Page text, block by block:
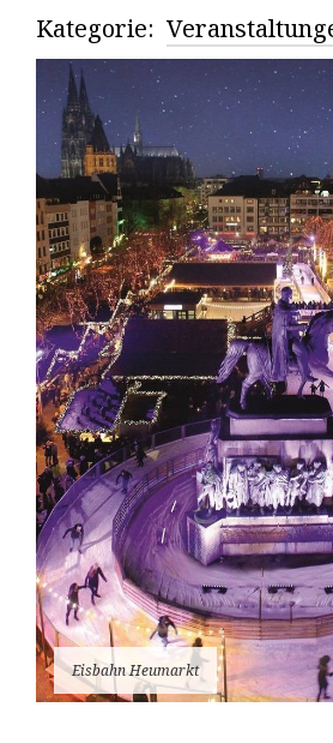
Kategorie:
Eisbahn Heumarkt